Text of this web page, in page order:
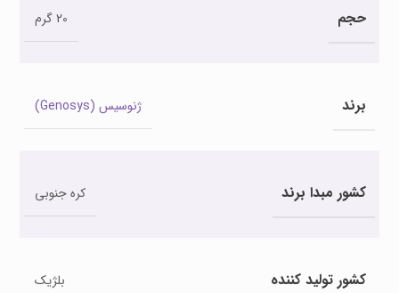
حجم 20 گرم
برند ژنوسیس (Genosys)
کشور مبدا برند کره جنوبی
کشور تولید کننده بلژیک